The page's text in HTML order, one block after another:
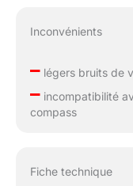
Inconvénients
–légers bruits de
–incompatibilité
compass
Fiche technique